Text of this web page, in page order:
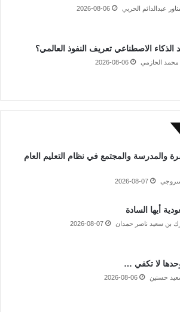
عبدالدائم الحربي 2026-08-06
الذكاء الاصطناعي تعريف النفوذ العالمي؟
الحازمي 2026-08-06
والمدرسة والمجتمع في نظام التعليم العام
2026-08-07
أيها السادة
بن سعيد ناصر حمدان 2026-08-07
لا تكفي …
حسنين 2026-08-06